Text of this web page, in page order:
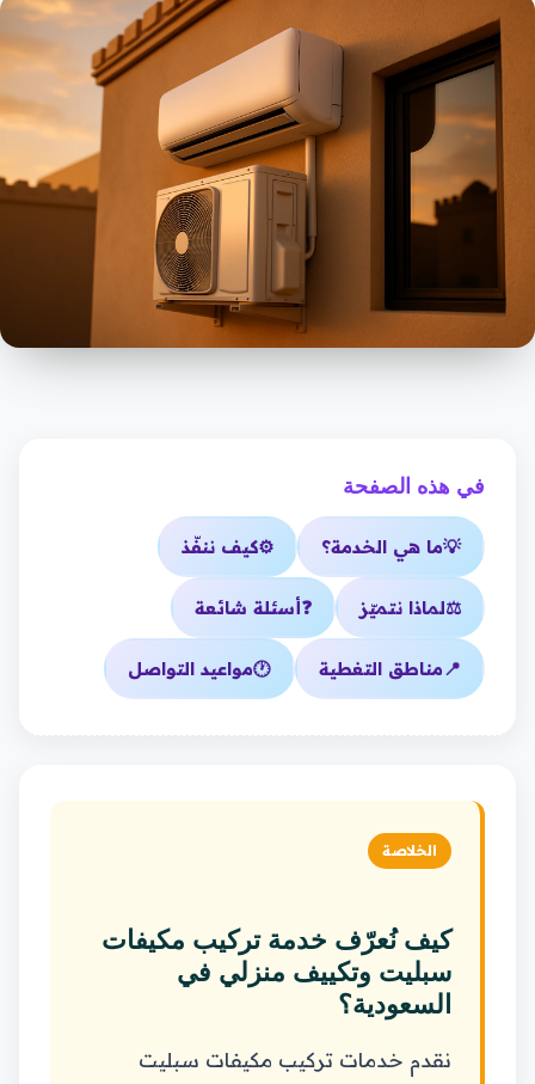
في هذه الصفحة
💡ما هي الخدمة؟ ⚙️كيف ننفّذ
⚖️لماذا نتميّز ❓أسئلة شائعة
📍مناطق التغطية 🕐مواعيد التواصل
الخلاصة
كيف نُعرّف خدمة تركيب مكيفات
سبليت وتكييف منزلي في
السعودية؟
نقدم خدمات تركيب مكيفات سبليت